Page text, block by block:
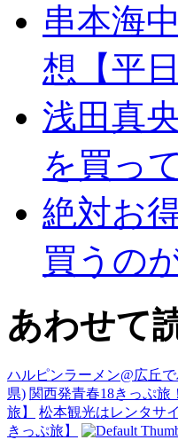
串本海
想【平
浅田真
を買っ
絶対お
買うの
あわせて
ハルピンラーメン@広丘
県) 関西発青春18きっぷ旅
旅】
松本観光はレンタサ
きっぷ旅】